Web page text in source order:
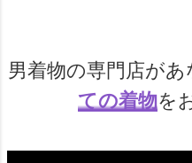
男着物の専門店が
ての着物を